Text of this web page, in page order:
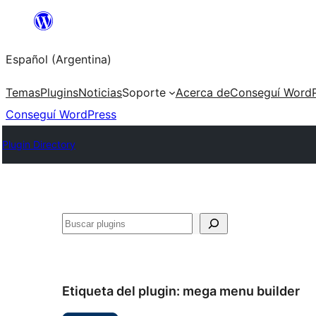
Saltar
contenido
Español (Argentina)
TemasPluginsNoticiasSoporte Acerca deConseguí
Conseguí WordPress
Plugin Directory
Buscar
Etiqueta del plugin: mega menu builder